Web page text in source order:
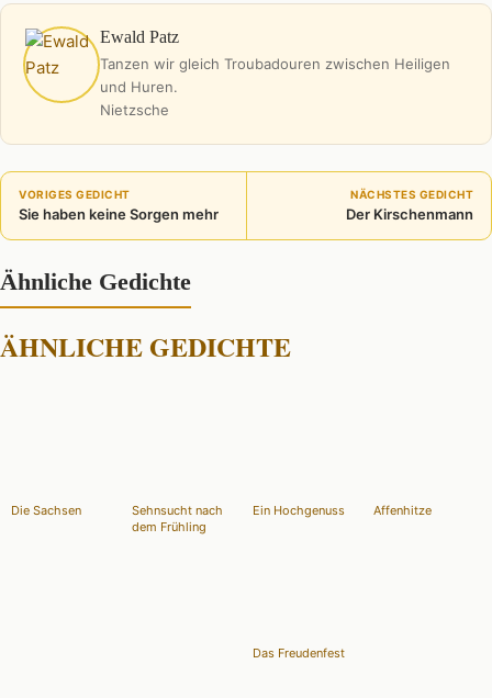
Ewald Patz
Tanzen wir gleich Troubadouren zwischen Heiligen
und Huren.
Nietzsche
VORIGES GEDICHT
Sie haben keine Sorgen mehr
NÄCHSTES GEDICHT
Der Kirschenmann
Ähnliche Gedichte
ÄHNLICHE GEDICHTE
Die Sachsen
Sehnsucht nach
dem Frühling
Ein Hochgenuss Affenhitze
Das Freudenfest